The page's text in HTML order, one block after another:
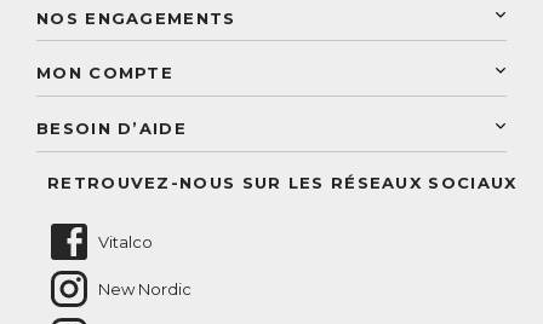
Laboratoire Landais
Découvrez le catalogue
Paiement sécurisé
Conseils personnalisés
NOS ENGAGEMENTS
Conseil personnalisé
MON COMPTE
BESOIN D’AIDE
RETROUVEZ-NOUS SUR LES RÉSEAUX SOCIAUX
Vitalco
New Nordic